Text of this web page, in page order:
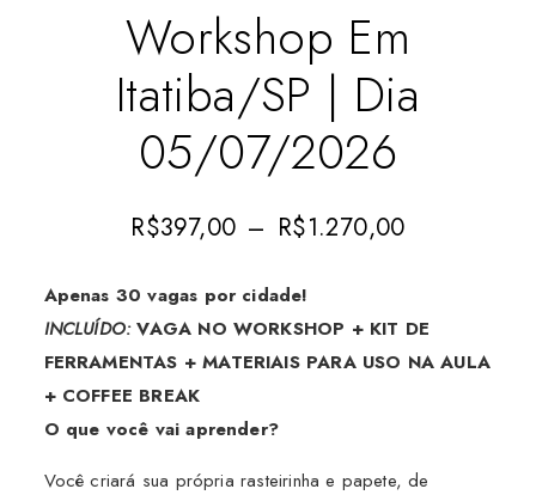
Workshop Em
Itatiba/SP | Dia
05/07/2026
R$397,00 – R$1.270,00
Apenas 30 vagas por cidade!
INCLUÍDO:VAGA NO WORKSHOP + KIT DE
FERRAMENTAS + MATERIAIS PARA USO NA AULA
+ COFFEE BREAK
O que você vai aprender?
Você criará sua própria rasteirinha e papete, de